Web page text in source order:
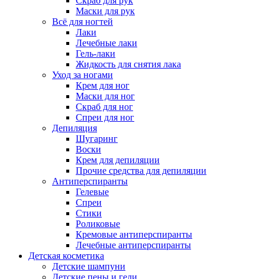
Маски для рук
Всё для ногтей
Лаки
Лечебные лаки
Гель-лаки
Жидкость для снятия лака
Уход за ногами
Крем для ног
Маски для ног
Скраб для ног
Спреи для ног
Депиляция
Шугаринг
Воски
Крем для депиляции
Прочие средства для депиляции
Антиперспиранты
Гелевые
Спреи
Стики
Роликовые
Кремовые антиперспиранты
Лечебные антиперспиранты
Детская косметика
Детские шампуни